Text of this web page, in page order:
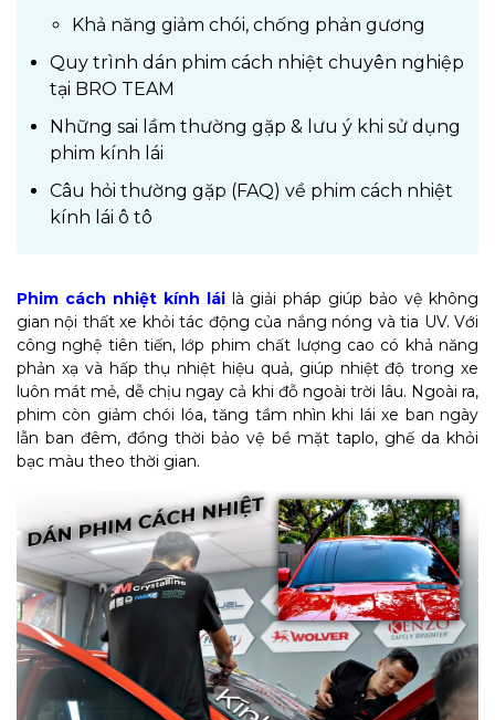
Khả năng giảm chói, chống phản gương
Quy trình dán phim cách nhiệt chuyên nghiệp
tại BRO TEAM
Những sai lầm thường gặp & lưu ý khi sử dụng
phim kính lái
Câu hỏi thường gặp (FAQ) về phim cách nhiệt
kính lái ô tô
Phim cách nhiệt kính láilà giải pháp giúp bảo vệ không
gian nội thất xe khỏi tác động của nắng nóng và tia UV. Với
công nghệ tiên tiến, lớp phim chất lượng cao có khả năng
phản xạ và hấp thụ nhiệt hiệu quả, giúp nhiệt độ trong xe
luôn mát mẻ, dễ chịu ngay cả khi đỗ ngoài trời lâu. Ngoài ra,
phim còn giảm chói lóa, tăng tầm nhìn khi lái xe ban ngày
lẫn ban đêm, đồng thời bảo vệ bề mặt taplo, ghế da khỏi
bạc màu theo thời gian.